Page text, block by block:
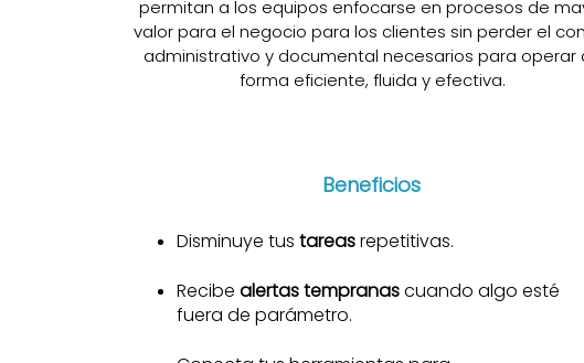
permitan a los equipos enfocarse en procesos de
valor para el negocio para los clientes sin perder el
administrativo y documental necesarios para operar
forma eficiente, fluida y efectiva.
Disminuye tus tareasrepetitivas.
Recibealertas tempranascuando algo esté
fuera de parámetro.
Beneficios